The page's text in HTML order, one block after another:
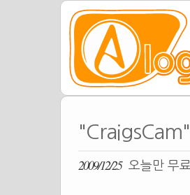
2009/12/25 오늘만 무